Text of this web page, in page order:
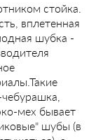
стойка.
вплетенная
шубка -
мех бывает
шубы (в